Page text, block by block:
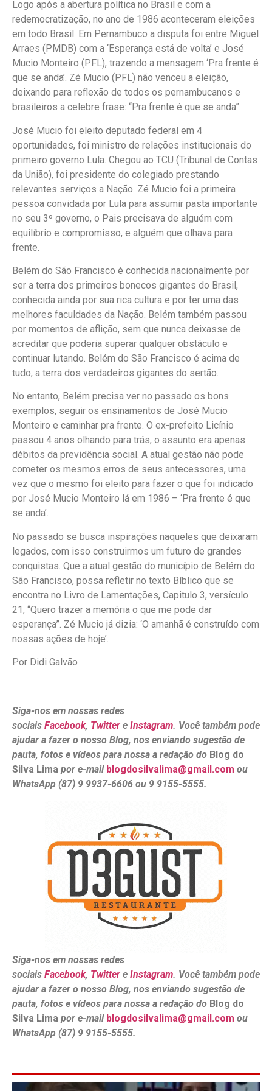
Logo após a abertura política no Brasil e com a
redemocratização, no ano de 1986 aconteceram eleições
em todo Brasil. Em Pernambuco a disputa foi entre Miguel
Arraes (PMDB) com a ‘Esperança está de volta’ e José
Mucio Monteiro (PFL), trazendo a mensagem ‘Pra frente é
que se anda’. Zé Mucio (PFL) não venceu a eleição,
deixando para reflexão de todos os pernambucanos e
brasileiros a celebre frase: “Pra frente é que se anda”.
José Mucio foi eleito deputado federal em 4
oportunidades, foi ministro de relações institucionais do
primeiro governo Lula. Chegou ao TCU (Tribunal de Contas
da União), foi presidente do colegiado prestando
relevantes serviços a Nação. Zé Mucio foi a primeira
pessoa convidada por Lula para assumir pasta importante
no seu 3º governo, o Pais precisava de alguém com
equilíbrio e compromisso, e alguém que olhava para
frente.
Belém do São Francisco é conhecida nacionalmente por
ser a terra dos primeiros bonecos gigantes do Brasil,
conhecida ainda por sua rica cultura e por ter uma das
melhores faculdades da Nação. Belém também passou
por momentos de aflição, sem que nunca deixasse de
acreditar que poderia superar qualquer obstáculo e
continuar lutando. Belém do São Francisco é acima de
tudo, a terra dos verdadeiros gigantes do sertão.
No entanto, Belém precisa ver no passado os bons
exemplos, seguir os ensinamentos de José Mucio
Monteiro e caminhar pra frente. O ex-prefeito Licínio
passou 4 anos olhando para trás, o assunto era apenas
débitos da previdência social. A atual gestão não pode
cometer os mesmos erros de seus antecessores, uma
vez que o mesmo foi eleito para fazer o que foi indicado
por José Mucio Monteiro lá em 1986 – ‘Pra frente é que
se anda’.
No passado se busca inspirações naqueles que deixaram
legados, com isso construirmos um futuro de grandes
conquistas. Que a atual gestão do município de Belém do
São Francisco, possa refletir no texto Bíblico que se
encontra no Livro de Lamentações, Capitulo 3, versículo
21, “Quero trazer a memória o que me pode dar
esperança”. Zé Mucio já dizia: ‘O amanhã é construído com
nossas ações de hoje’.
Por Didi Galvão
Siga-nos em nossas redes
sociais Facebook, Twitter e Instagram. Você também pode
ajudar a fazer o nosso Blog, nos enviando sugestão de
pauta, fotos e vídeos para nossa a redação do Blog do
Silva Lima por e-mail blogdosilvalima@gmail.com ou
WhatsApp (87) 9 9937-6606 ou 9 9155-5555.
Siga-nos em nossas redes
sociais Facebook, Twitter e Instagram. Você também pode
ajudar a fazer o nosso Blog, nos enviando sugestão de
pauta, fotos e vídeos para nossa a redação do Blog do
Silva Lima por e-mail blogdosilvalima@gmail.com ou
WhatsApp (87) 9 9155-5555.